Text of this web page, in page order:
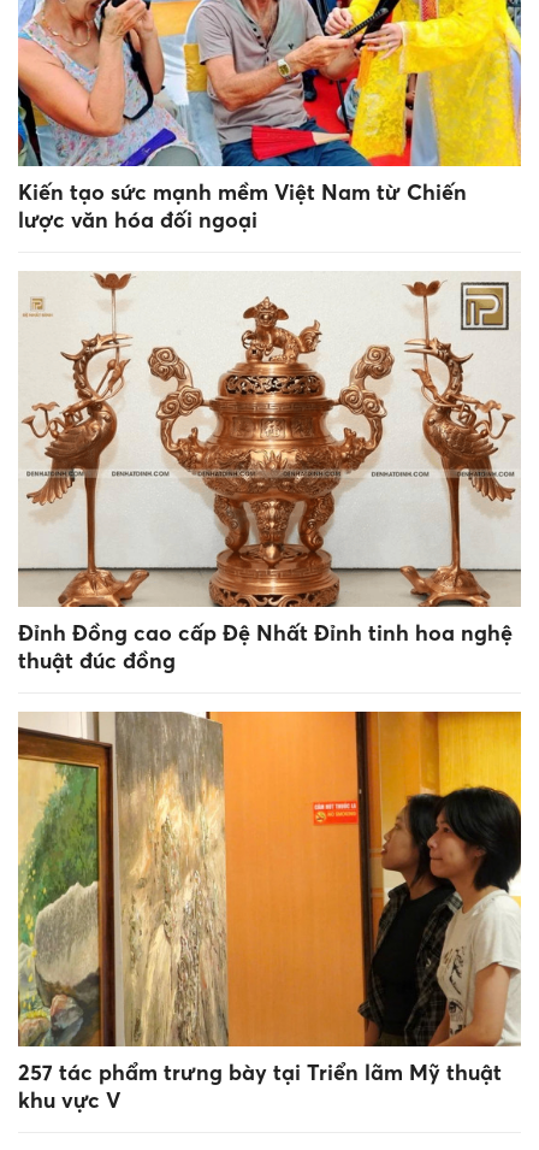
Kiến tạo sức mạnh mềm Việt Nam từ Chiến
lược văn hóa đối ngoại
Đỉnh Đồng cao cấp Đệ Nhất Đỉnh tinh hoa nghệ
thuật đúc đồng
257 tác phẩm trưng bày tại Triển lãm Mỹ thuật
khu vực V